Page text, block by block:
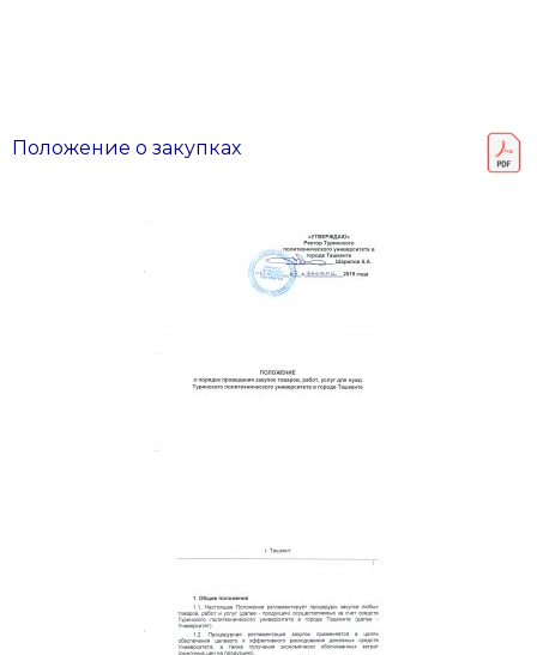
Положение о закупках